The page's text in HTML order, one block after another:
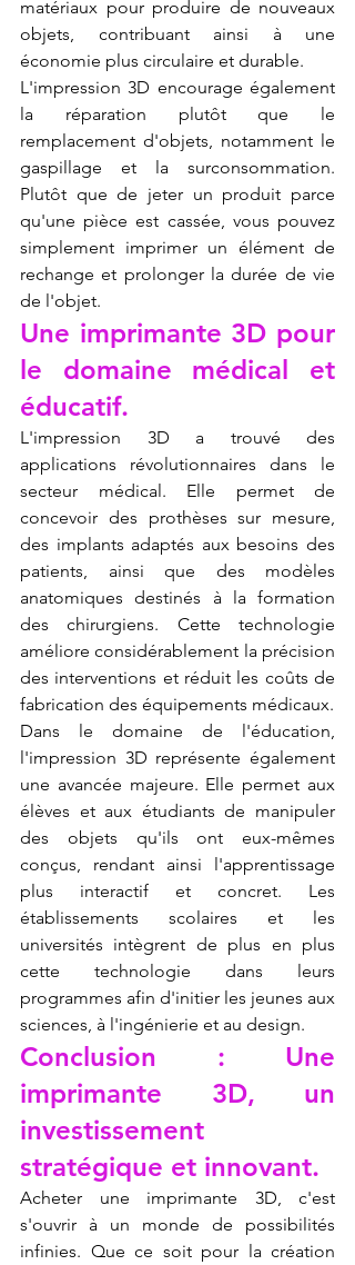
matériaux pour produire de nouveaux
objets, contribuant ainsi à une
économie plus circulaire et durable.
L'impression 3D encourage également
la réparation plutôt que le
remplacement d'objets, notamment le
gaspillage et la surconsommation.
Plutôt que de jeter un produit parce
qu'une pièce est cassée, vous pouvez
simplement imprimer un élément de
rechange et prolonger la durée de vie
de l'objet.
Une imprimante 3D pour
le domaine médical et
éducatif.
L'impression 3D a trouvé des
applications révolutionnaires dans le
secteur médical. Elle permet de
concevoir des prothèses sur mesure,
des implants adaptés aux besoins des
patients, ainsi que des modèles
anatomiques destinés à la formation
des chirurgiens. Cette technologie
améliore considérablement la précision
des interventions et réduit les coûts de
fabrication des équipements médicaux.
Dans le domaine de l'éducation,
l'impression 3D représente également
une avancée majeure. Elle permet aux
élèves et aux étudiants de manipuler
des objets qu'ils ont eux-mêmes
conçus, rendant ainsi l'apprentissage
plus interactif et concret. Les
établissements scolaires et les
universités intègrent de plus en plus
cette technologie dans leurs
programmes afin d'initier les jeunes aux
sciences, à l'ingénierie et au design.
Conclusion : Une
imprimante 3D, un
investissement
stratégique et innovant.
Acheter une imprimante 3D, c'est
s'ouvrir à un monde de possibilités
infinies. Que ce soit pour la création